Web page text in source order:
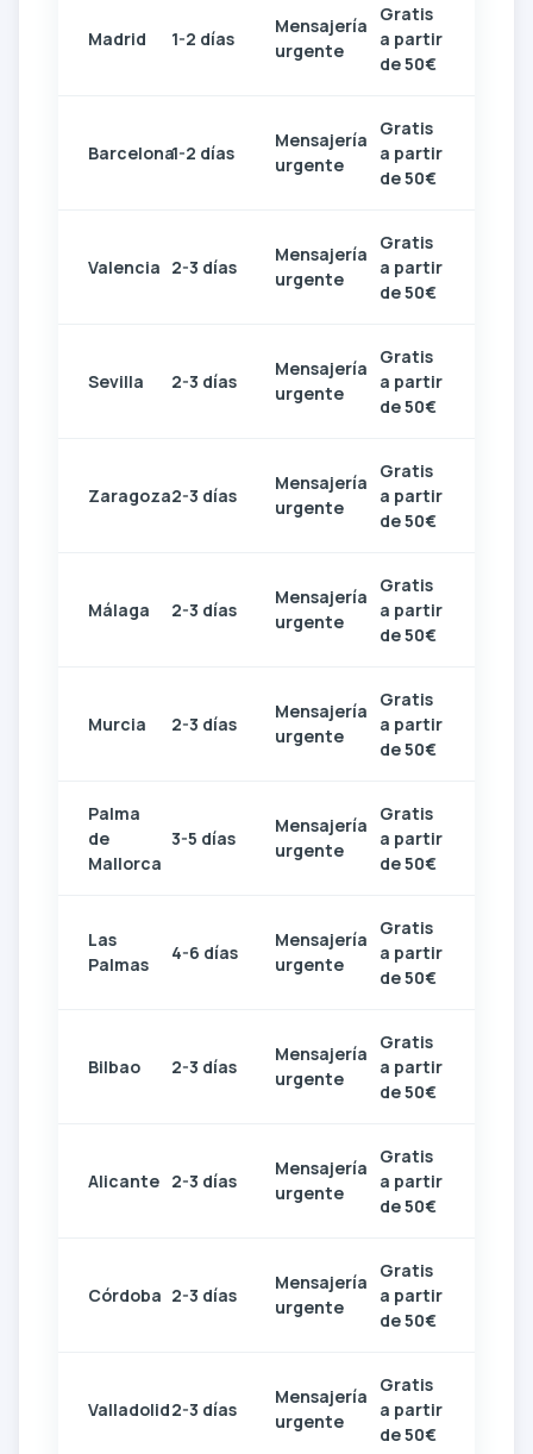
Madrid 1-2 días
Mensajería
urgente
Gratis
a partir
de 50€
Barcelona1-2 días
Mensajería
urgente
Gratis
a partir
de 50€
Valencia 2-3 días
Mensajería
urgente
Gratis
a partir
de 50€
Sevilla 2-3 días
Mensajería
urgente
Gratis
a partir
de 50€
Zaragoza2-3 días
Mensajería
urgente
Gratis
a partir
de 50€
Málaga 2-3 días
Mensajería
urgente
Gratis
a partir
de 50€
Murcia 2-3 días
Mensajería
urgente
Gratis
a partir
de 50€
Palma
de
Mallorca
3-5 días
Mensajería
urgente
Gratis
a partir
de 50€
Las
Palmas
4-6 días
Mensajería
urgente
Gratis
a partir
de 50€
Bilbao 2-3 días
Mensajería
urgente
Gratis
a partir
de 50€
Alicante 2-3 días
Mensajería
urgente
Gratis
a partir
de 50€
Córdoba 2-3 días
Mensajería
urgente
Gratis
a partir
de 50€
Valladolid2-3 días
Mensajería
urgente
Gratis
a partir
de 50€